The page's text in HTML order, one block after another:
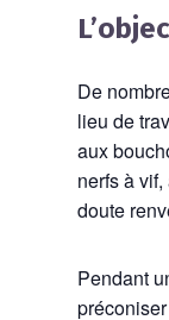
De
lieu de
aux
nerfs à
doute
Pendant